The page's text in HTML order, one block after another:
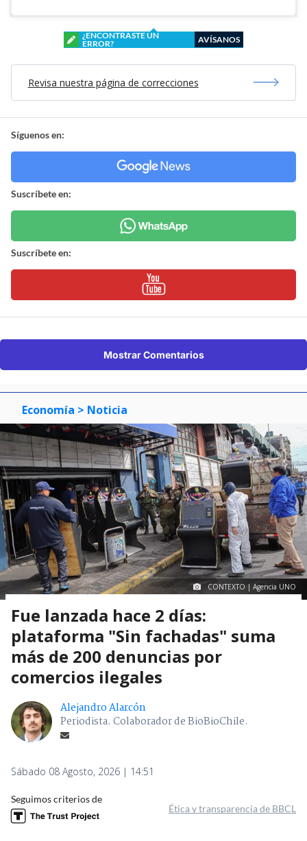
¿ENCONTRASTE UN
ERROR?
AVÍSANOS
Revisa nuestra página de correcciones
Síguenos en:
Suscríbete en:
Suscríbete en:
Mostrar Comentarios
Economía > Noticia
CONTEXTO | Agencia UNO
Fue lanzada hace 2 días:
plataforma "Sin fachadas" suma
más de 200 denuncias por
comercios ilegales
Alejandro Alarcón
Periodista. Colaborador de BioBioChile.
Sábado 08 Agosto, 2026 | 14:51
Seguimos criterios de
Ética y transparencia de BBCL